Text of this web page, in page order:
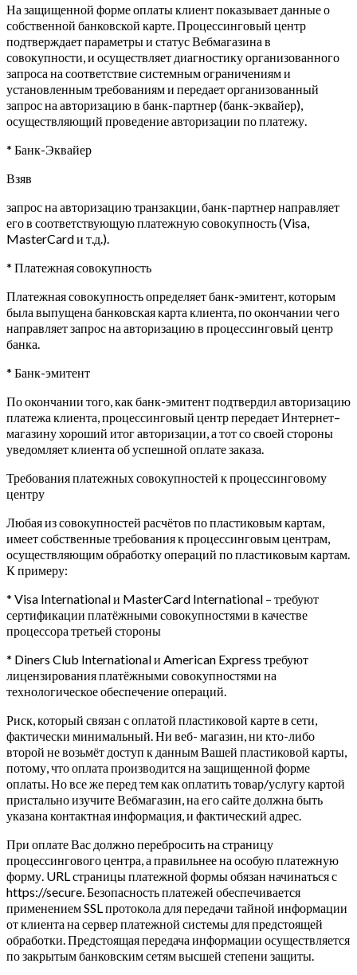
На защищенной форме оплаты клиент показывает данные о
собственной банковской карте. Процессинговый центр
подтверждает параметры и статус Вебмагазина в
совокупности, и осуществляет диагностику организованного
запроса на соответствие системным ограничениям и
установленным требованиям и передает организованный
запрос на авторизацию в банк-партнер (банк-эквайер),
осуществляющий проведение авторизации по платежу.
* Банк-Эквайер
Взяв
запрос на авторизацию транзакции, банк-партнер направляет
его в соответствующую платежную совокупность (Visa,
MasterCard и т.д.).
* Платежная совокупность
Платежная совокупность определяет банк-эмитент, которым
была выпущена банковская карта клиента, по окончании чего
направляет запрос на авторизацию в процессинговый центр
банка.
* Банк-эмитент
По окончании того, как банк-эмитент подтвердил авторизацию
платежа клиента, процессинговый центр передает Интернет–
магазину хороший итог авторизации, а тот со своей стороны
уведомляет клиента об успешной оплате заказа.
Требования платежных совокупностей к процессинговому
центру
Любая из совокупностей расчётов по пластиковым картам,
имеет собственные требования к процессинговым центрам,
осуществляющим обработку операций по пластиковым картам.
К примеру:
* Visa International и MasterCard International – требуют
сертификации платёжными совокупностями в качестве
процессора третьей стороны
* Diners Club International и American Express требуют
лицензирования платёжными совокупностями на
технологическое обеспечение операций.
Риск, который связан с оплатой пластиковой карте в сети,
фактически минимальный. Ни веб- магазин, ни кто-либо
второй не возьмёт доступ к данным Вашей пластиковой карты,
потому, что оплата производится на защищенной форме
оплаты. Но все же перед тем как оплатить товар/услугу картой
пристально изучите Вебмагазин, на его сайте должна быть
указана контактная информация, и фактический адрес.
При оплате Вас должно перебросить на страницу
процессингового центра, а правильнее на особую платежную
форму. URL страницы платежной формы обязан начинаться с
https://secure. Безопасность платежей обеспечивается
применением SSL протокола для передачи тайной информации
от клиента на сервер платежной системы для предстоящей
обработки. Предстоящая передача информации осуществляется
по закрытым банковским сетям высшей степени защиты.